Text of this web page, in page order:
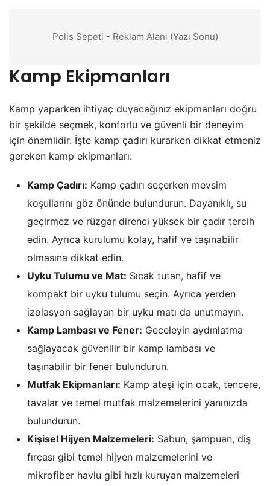
Polis Sepeti - Reklam Alanı (Yazı Sonu)
Kamp Ekipmanları
Kamp yaparken ihtiyaç duyacağınız ekipmanları doğru
bir şekilde seçmek, konforlu ve güvenli bir deneyim
için önemlidir. İşte kamp çadırı kurarken dikkat etmeniz
gereken kamp ekipmanları:
Kamp Çadırı: Kamp çadırı seçerken mevsim
koşullarını göz önünde bulundurun. Dayanıklı, su
geçirmez ve rüzgar direnci yüksek bir çadır tercih
edin. Ayrıca kurulumu kolay, hafif ve taşınabilir
olmasına dikkat edin.
Uyku Tulumu ve Mat: Sıcak tutan, hafif ve
kompakt bir uyku tulumu seçin. Ayrıca yerden
izolasyon sağlayan bir uyku matı da unutmayın.
Kamp Lambası ve Fener: Geceleyin aydınlatma
sağlayacak güvenilir bir kamp lambası ve
taşınabilir bir fener bulundurun.
Mutfak Ekipmanları: Kamp ateşi için ocak, tencere,
tavalar ve temel mutfak malzemelerini yanınızda
bulundurun.
Kişisel Hijyen Malzemeleri: Sabun, şampuan, diş
fırçası gibi temel hijyen malzemelerini ve
mikrofiber havlu gibi hızlı kuruyan malzemeleri